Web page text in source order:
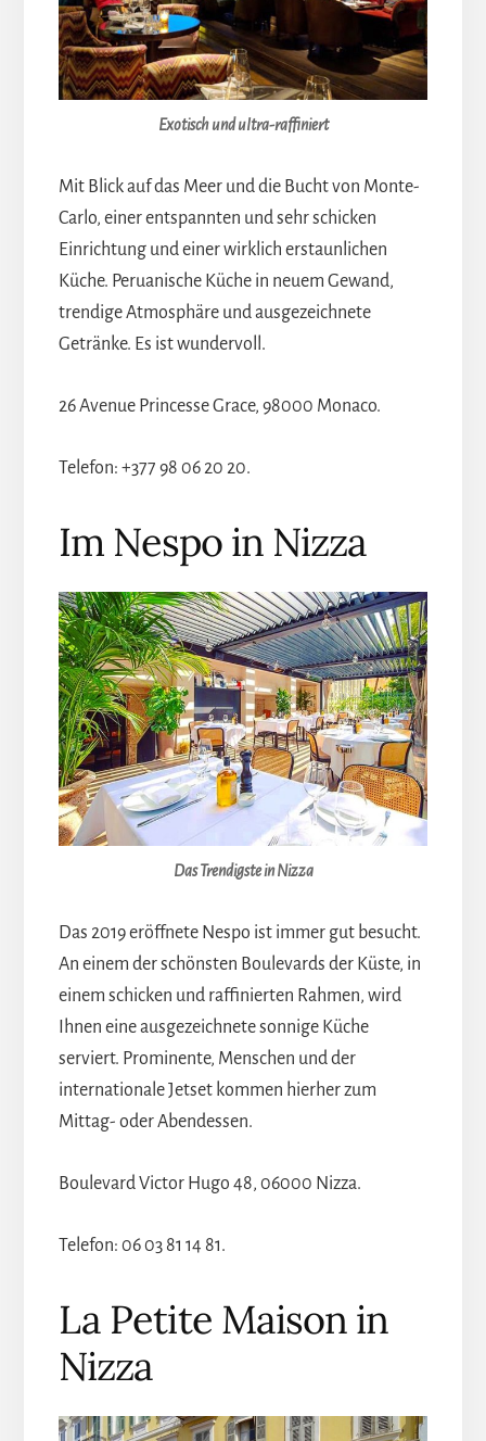
Exotisch und ultra-raffiniert
Mit Blick auf das Meer und die Bucht von Monte-
Carlo, einer entspannten und sehr schicken
Einrichtung und einer wirklich erstaunlichen
Küche. Peruanische Küche in neuem Gewand,
trendige Atmosphäre und ausgezeichnete
Getränke. Es ist wundervoll.
26 Avenue Princesse Grace, 98000 Monaco.
Telefon: +377 98 06 20 20.
Im Nespo in Nizza
Das Trendigste in Nizza
Das 2019 eröffnete Nespo ist immer gut besucht.
An einem der schönsten Boulevards der Küste, in
einem schicken und raffinierten Rahmen, wird
Ihnen eine ausgezeichnete sonnige Küche
serviert. Prominente, Menschen und der
internationale Jetset kommen hierher zum
Mittag- oder Abendessen.
Boulevard Victor Hugo 48, 06000 Nizza.
Telefon: 06 03 81 14 81.
La Petite Maison in
Nizza